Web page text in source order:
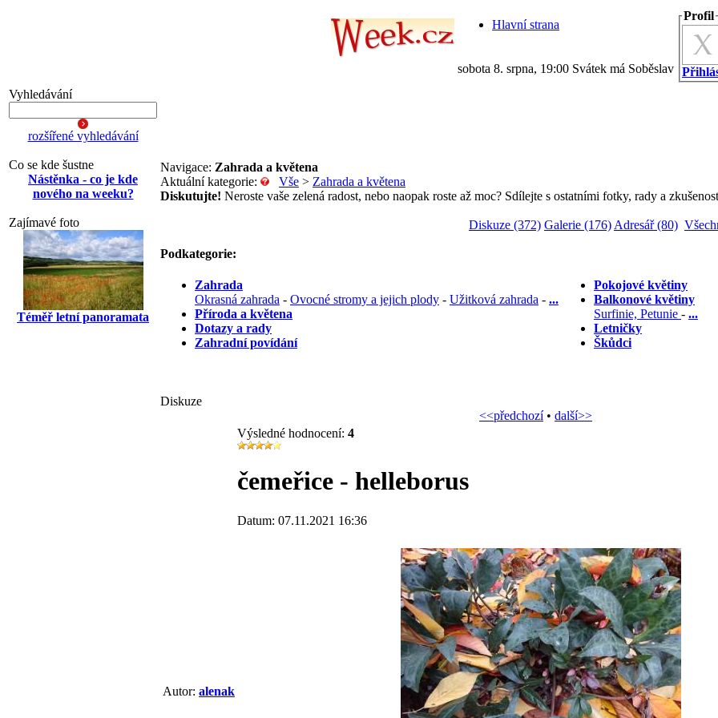
Hlavní strana
sobota 8. srpna, 19:00 Svátek má Soběslav
Profil
Vyhledávání
rozšířené vyhledávání
Co se kde šustne
Nástěnka - co je kde
nového na weeku?
Zajímavé foto
Téměř letní panoramata
Navigace: Zahrada a květena
Aktuální kategorie: Vše > Zahrada a květena
Diskutujte! Neroste vaše zelená radost, nebo naopak roste až moc? Sdílejte s ostatními fotky, rady a
Diskuze (372) Galerie (176) Adresář (80)
Podkategorie:
Zahrada
Okrasná zahrada - Ovocné stromy a jejich plody - Užitková zahrada - ...
Příroda a květena
Dotazy a rady
Zahradní povídání
Pokojové květiny
Balkonové květiny
Surfinie, Petunie - ...
Letničky
Škůdci
Diskuze
<<předchozí• další>>
Autor: alenak
Výsledné hodnocení: 4
čemeřice - helleborus
Datum: 07.11.2021 16:36